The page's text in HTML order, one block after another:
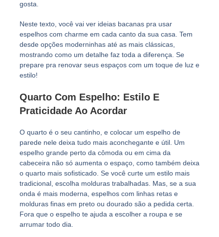
gosta.
Neste texto, você vai ver ideias bacanas pra usar
espelhos com charme em cada canto da sua casa. Tem
desde opções moderninhas até as mais clássicas,
mostrando como um detalhe faz toda a diferença. Se
prepare pra renovar seus espaços com um toque de luz e
estilo!
Quarto Com Espelho: Estilo E
Praticidade Ao Acordar
O quarto é o seu cantinho, e colocar um espelho de
parede nele deixa tudo mais aconchegante e útil. Um
espelho grande perto da cômoda ou em cima da
cabeceira não só aumenta o espaço, como também deixa
o quarto mais sofisticado. Se você curte um estilo mais
tradicional, escolha molduras trabalhadas. Mas, se a sua
onda é mais moderna, espelhos com linhas retas e
molduras finas em preto ou dourado são a pedida certa.
Fora que o espelho te ajuda a escolher a roupa e se
arrumar todo dia.